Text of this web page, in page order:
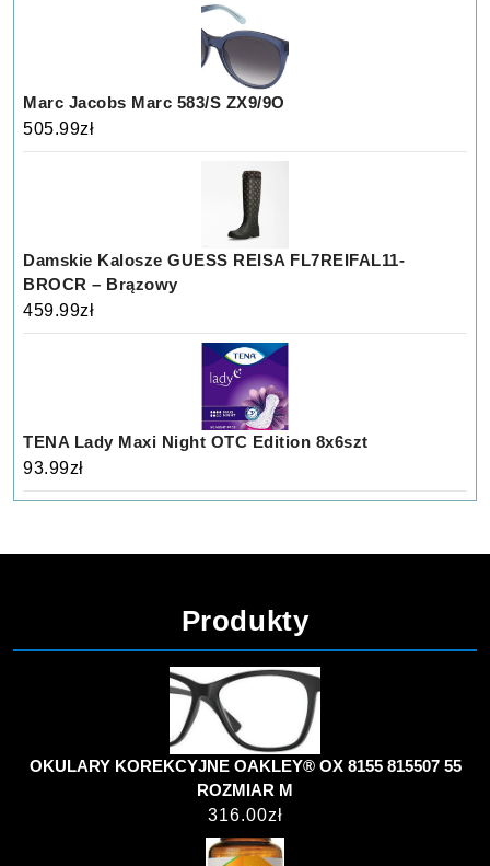
Marc Jacobs Marc 583/S ZX9/9O
505.99zł
Damskie Kalosze GUESS REISA FL7REIFAL11-
BROCR – Brązowy
459.99zł
TENA Lady Maxi Night OTC Edition 8x6szt
93.99zł
Produkty
OKULARY KOREKCYJNE OAKLEY® OX 8155 815507 55
ROZMIAR M
316.00zł